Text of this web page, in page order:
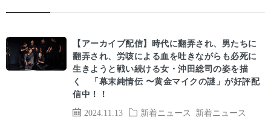
2024.11.13 新着ニュース 新着ニュース
【アーカイブ配信】時代に翻弄され、男たちに
翻弄され、労咳による血を吐きながらも必死に
生きようと戦い続ける女・沖田総司の姿を描
く 「幕末純情伝 〜黄金マイクの謎」が好評配
信中！！